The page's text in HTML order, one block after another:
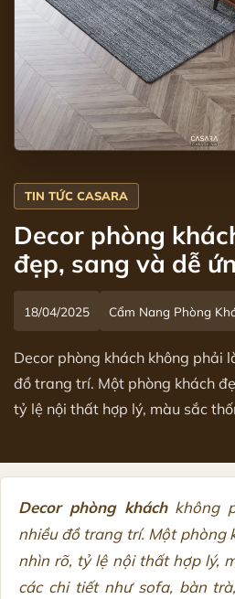
Decor phòng
đẹp, sang và dễ
18/04/2025 Cẩm Nang Phòng
Decor phòng khách không phải
đồ trang trí. Một phòng khách
tỷ lệ nội thất hợp lý, màu sắc
Decor phòng kháchkhông
nhiều đồ trang trí. Một phòng
nhìn rõ, tỷ lệ nội thất hợp lý,
các chi tiết như sofa, bàn